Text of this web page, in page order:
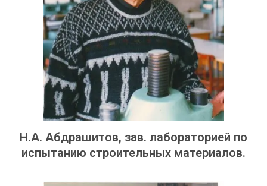
Н.А. Абдрашитов, зав. лабораторией по
испытанию строительных материалов.